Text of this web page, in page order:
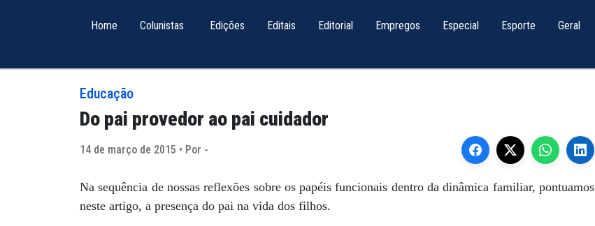
Home Colunistas Edições Editais Editorial Empregos Especial Esporte Geral
Educação
Do pai provedor ao pai cuidador
14 de março de 2015 • Por -
Na sequência de nossas reflexões sobre os papéis funcionais dentro da dinâmica familiar, pontuamos
neste artigo, a presença do pai na vida dos filhos.